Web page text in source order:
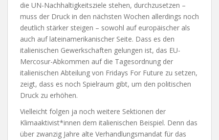
die UN-Nachhaltigkeitsziele stehen, durchzusetzen –
muss der Druck in den nächsten Wochen allerdings noch
deutlich stärker steigen – sowohl auf europäischer als
auch auf lateinamerikanischer Seite. Dass es den
italienischen Gewerkschaften gelungen ist, das EU-
Mercosur-Abkommen auf die Tagesordnung der
italienischen Abteilung von Fridays For Future zu setzen,
zeigt, dass es noch Spielraum gibt, um den politischen
Druck zu erhöhen.
Vielleicht folgen ja noch weitere Sektionen der
Klimaaktivist*innen dem italienischen Beispiel. Denn das
über zwanzig Jahre alte Verhandlungsmandat für das